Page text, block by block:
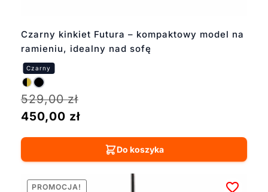
Czarny kinkiet Futura – kompaktowy model na
ramieniu, idealny nad sofę
529,00zł
450,00 zł
Do koszyka
PROMOCJA!